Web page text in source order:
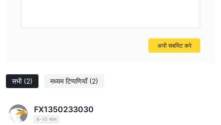
सभी (2) मध्यम टिप्पणियाँ (2)
FX1350233030
6-10 साल
अभी सबमिट करे